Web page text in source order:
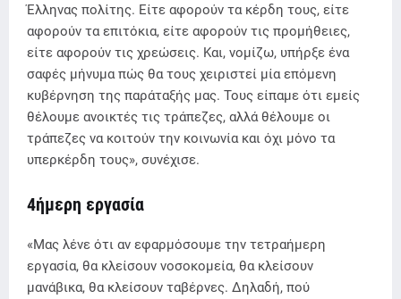
Έλληνας πολίτης. Είτε αφορούν τα κέρδη τους, είτε
αφορούν τα επιτόκια, είτε αφορούν τις προμήθειες,
είτε αφορούν τις χρεώσεις. Και, νομίζω, υπήρξε ένα
σαφές μήνυμα πώς θα τους χειριστεί μία επόμενη
κυβέρνηση της παράταξής μας. Τους είπαμε ότι εμείς
θέλουμε ανοικτές τις τράπεζες, αλλά θέλουμε οι
τράπεζες να κοιτούν την κοινωνία και όχι μόνο τα
υπερκέρδη τους», συνέχισε.
4ήμερη εργασία
«Μας λένε ότι αν εφαρμόσουμε την τετραήμερη
εργασία, θα κλείσουν νοσοκομεία, θα κλείσουν
μανάβικα, θα κλείσουν ταβέρνες. Δηλαδή, πού